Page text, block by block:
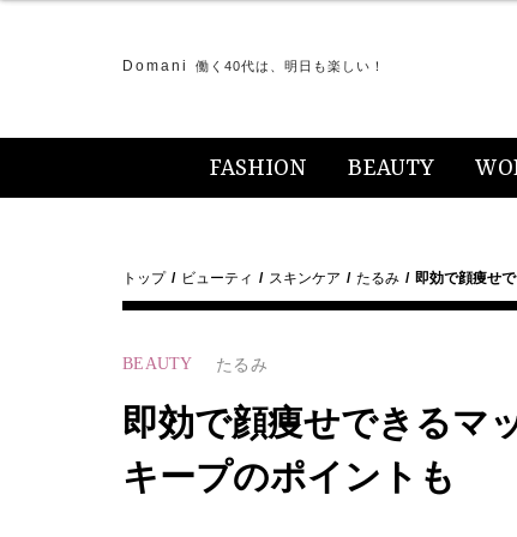
Domani 働く40代は、明日も楽しい！
FASHION BEAUTY
トップ ビューティ スキンケア たるみ 即効で顔痩せ
BEAUTY たるみ
即効で顔痩せできるマ
キープのポイントも